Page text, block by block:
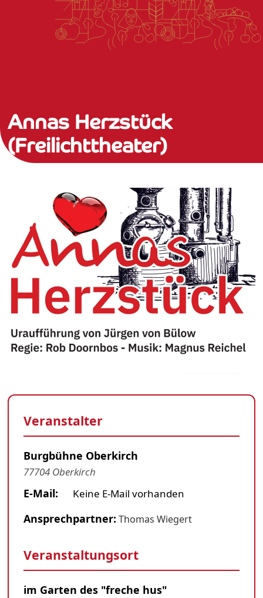
Annas Herzstück
(Freilichttheater)
Veranstalter
Burgbühne Oberkirch
77704 Oberkirch
E-Mail: Keine E-Mail vorhanden
Ansprechpartner: Thomas Wiegert
Veranstaltungsort
im Garten des "freche hus"